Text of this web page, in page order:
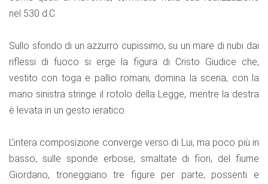
nel 530 d.C.
Sullo sfondo di un azzurro cupissimo, su un mare di nubi dai
riflessi di fuoco si erge la figura di Cristo Giudice che,
vestito con toga e pallio romani, domina la scena, con la
mano sinistra stringe il rotolo della Legge, mentre la destra
è levata in un gesto ieratico.
L’intera composizione converge verso di Lui, ma poco più in
basso, sulle sponde erbose, smaltate di fiori, del fiume
Giordano, troneggiano tre figure per parte, possenti e